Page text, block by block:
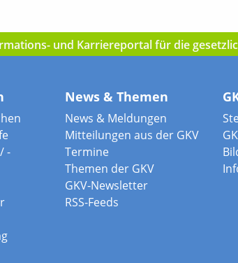
und Karriereportal für die
-
News & Themen
News & Meldungen
Mitteilungen aus der GKV
Termine
Themen der GKV
GKV-Newsletter
RSS-Feeds